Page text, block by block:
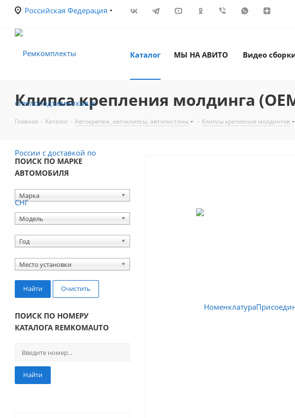
Российская Федерация
Каталог МЫ НА АВИТО Видео
Клипса крепления молдинга
Главная - Каталог - Автокрепеж, автоклипсы, автопистоны - Клипсы крепления молдингов
ПОИСК ПО МАРКЕ
АВТОМОБИЛЯ
Марка
Модель
Год
Место установки
Найти Очистить
ПОИСК ПО НОМЕРУ
КАТАЛОГА REMKOMAUTO
Найти